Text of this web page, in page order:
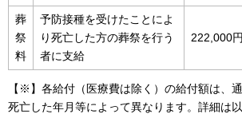
葬
祭
料
予防接種を受けたことによ
り死亡した方の葬祭を行う
者に支給
222,000円
【※】各給付（医療費は除く）の給付額は、
死亡した年月等によって異なります。詳細は